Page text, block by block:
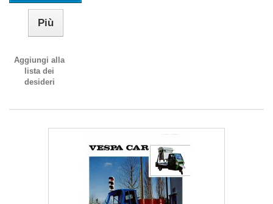
Più
Aggiungi alla
lista dei
desideri